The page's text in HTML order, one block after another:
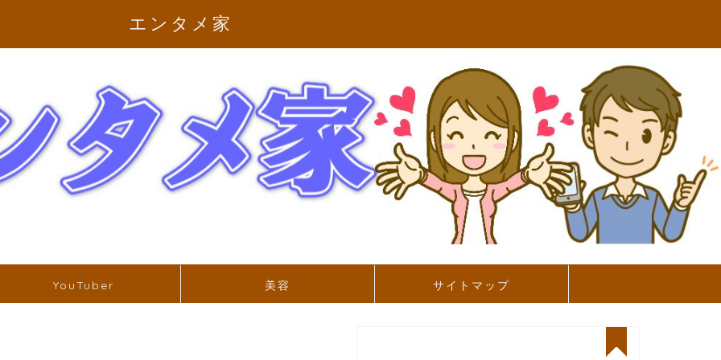
エンタメ家
YouTuber 美容 サイトマップ